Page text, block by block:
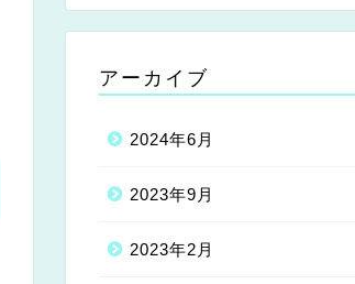
アーカイブ
2024年6月
2023年9月
2023年2月